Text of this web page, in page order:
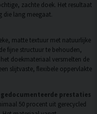
zachte doek. Het resultaat
die lang meegaat.
matte textuur met natuurlijke
fijne structuur te behouden,
doekmateriaal versmelten de
slijtvaste, flexibele oppervlakte
prestaties
50 procent uit gerecycled